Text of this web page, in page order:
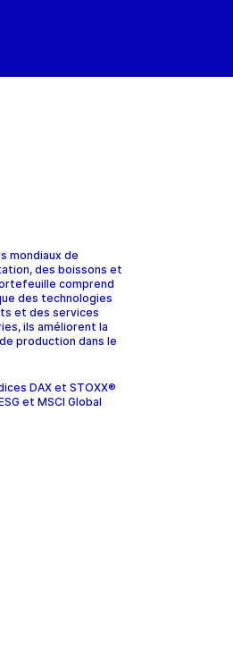
mondiaux de
des boissons et
comprend
des technologies
et des services
ils améliorent la
production dans le
DAX et STOXX®
et MSCI Global